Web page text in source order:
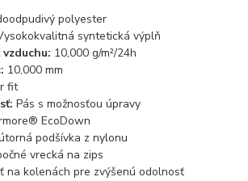
polyester
syntetická výplň
10,000 g/m²/24h
10,000 mm
fit
Pás s možnosťou úpravy
EcoDown
podšívka z nylonu
vrecká na zips
na kolenách pre zvýšenú odolnosť